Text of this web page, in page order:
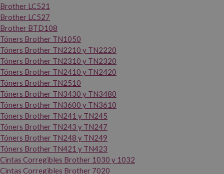
Brother LC521
Brother LC527
Brother BTD108
Tóners Brother TN1050
Tóners Brother TN2210 y TN2220
Tóners Brother TN2310 y TN2320
Tóners Brother TN2410 y TN2420
Tóners Brother TN2510
Tóners Brother TN3430 y TN3480
Tóners Brother TN3600 y TN3610
Tóners Brother TN241 y TN245
Tóners Brother TN243 y TN247
Tóners Brother TN248 y TN249
Tóners Brother TN421 y TN423
Cintas Corregibles Brother 1030 y 1032
Cintas Corregibles Brother 7020